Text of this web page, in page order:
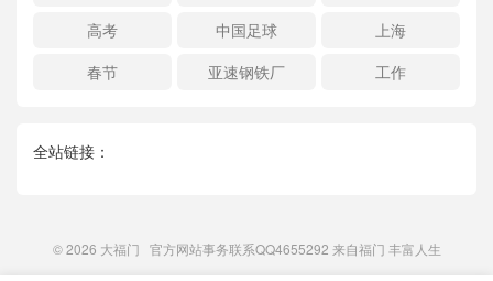
高考
中国足球
上海
春节
亚速钢铁厂 工作
全站链接：
© 2026 大福门 官方网站事务联系QQ4655292 来自福门 丰富人生